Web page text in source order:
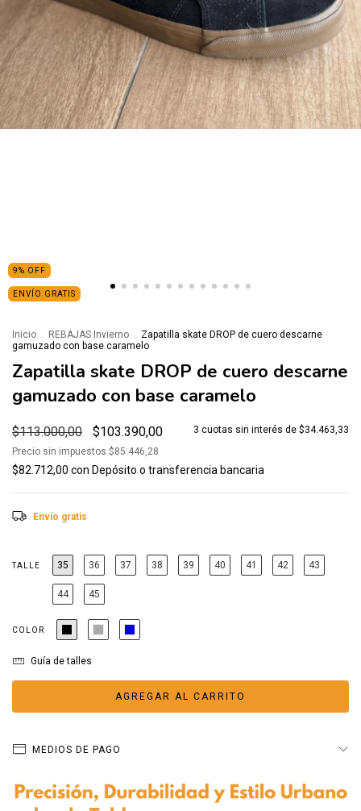
9% OFF
ENVÍO GRATIS
Inicio . REBAJAS Invierno . Zapatilla skate DROP de cuero descarne
gamuzado con base caramelo
Zapatilla skate DROP de cuero descarne
gamuzado con base caramelo
$113.000,00 $103.390,00 3 cuotas sin interés de $34.463,33
Precio sin impuestos $85.446,28
$82.712,00 con Depósito o transferencia bancaria
Envío gratis
TALLE 35 36 37 38 39 40 41 42 43
44 45
COLOR
Guía de talles
MEDIOS DE PAGO